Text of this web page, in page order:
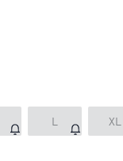
L XL